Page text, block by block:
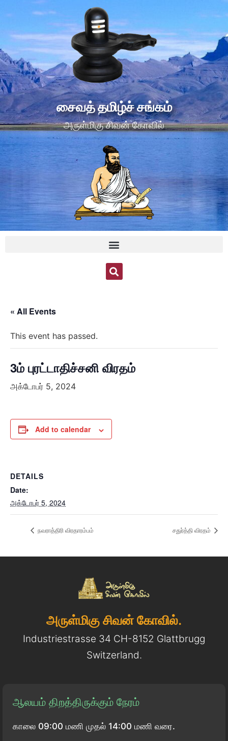
சைவத் தமிழ்ச் சங்கம்
அருள்மிகு சிவன் கோவில்
« All Events
This event has passed.
3ம் புரட்டாதிச்சனி விரதம்
அக்டோபர் 5, 2024
Add to calendar
DETAILS
Date:
அக்டோபர் 5, 2024
நவராத்திரி விரதாரம்பம் சதுர்த்தி விரதம்
அருள்மிகு சிவன் கோவில்.
Industriestrasse 34 CH-8152 Glattbrugg
Switzerland.
ஆலயம் திறத்திருக்கும் நேரம்
காலை 09:00 மணி முதல் 14:00 மணி வரை.